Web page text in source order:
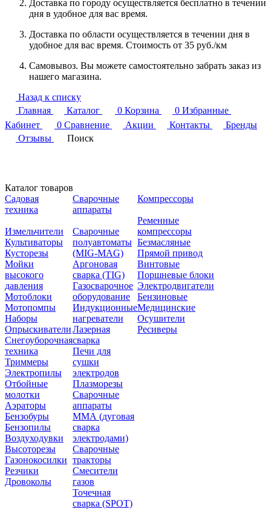
Доставка по городу осуществляется бесплатно в течении
дня в удобное для вас время.
Доставка по области осуществляется в течении дня в
удобное для вас время. Стоимость от 35 руб./км
Самовывоз. Вы можете самостоятельно забрать заказ из
нашего магазина.
Назад к списку
Главная
Каталог 0 Корзина 0 Избранные
Кабинет
0 Сравнение Акции Контакты
Бренды
Отзывы
Поиск
Каталог товаров
Садовая
техника
Измельчители
Культиваторы
Кусторезы
Мойки
высокого
давления
Мотоблоки
Мотопомпы
Наборы
Опрыскиватели
Снегоуборочная
техника
Триммеры
Электропилы
Отбойные
молотки
Аэраторы
Бензобуры
Бензопилы
Воздуходувки
Высоторезы
Газонокосилки
Резчики
Дровоколы
Сварочные
аппараты
Сварочные
полуавтоматы
(MIG-MAG)
Аргоновая
сварка (TIG)
Газосварочное
оборудование
Индукционные
нагреватели
Лазерная
сварка
Печи для
сушки
электродов
Плазморезы
Сварочные
аппараты
ММА (дуговая
сварка
электродами)
Сварочные
тракторы
Смесители
газов
Точечная
сварка (SPOT)
Компрессоры
Ременные
компрессоры
Безмасляные
Прямой привод
Винтовые
Поршневые блоки
Электродвигатели
Бензиновые
Медицинские
Осушители
Ресиверы